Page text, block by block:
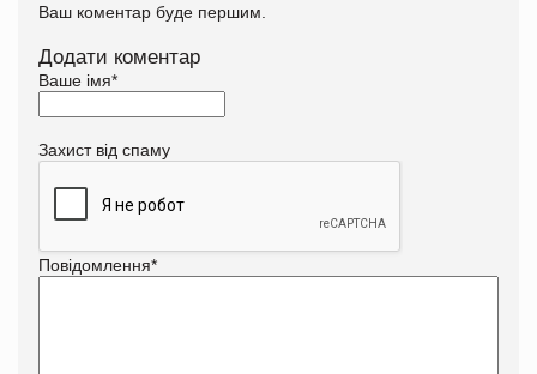
Ваш коментар буде першим.
Додати коментар
Ваше імя*
Захист від спаму
Повідомлення*